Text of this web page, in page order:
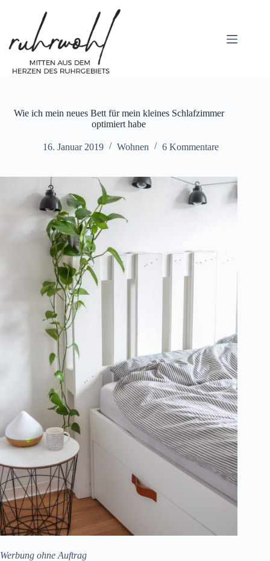
Wie ich mein neues Bett für mein kleines Schlafzimmer
optimiert habe
16. Januar 2019 Wohnen 6 Kommentare
Werbung ohne Auftrag